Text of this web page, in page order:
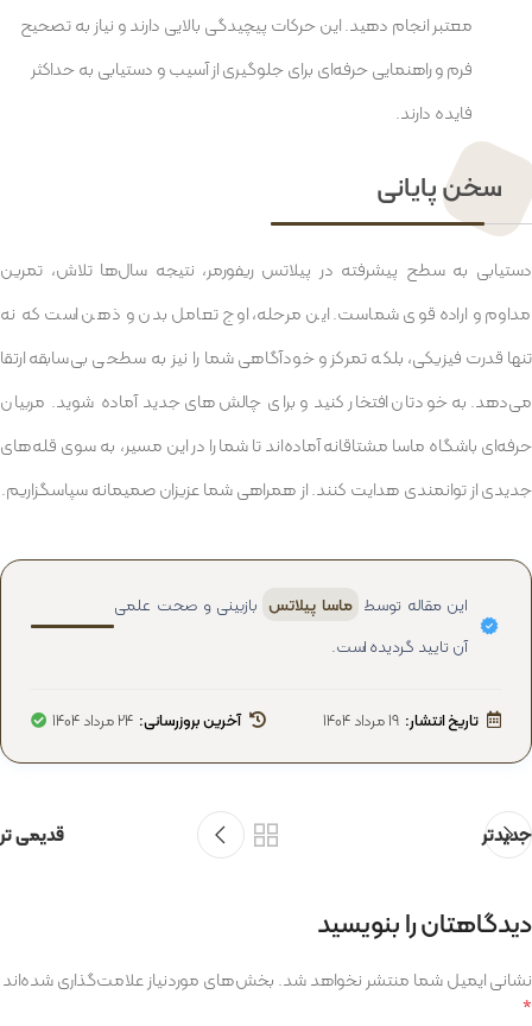
معتبر انجام دهید. این حرکات پیچیدگی بالایی دارند و نیاز به تصحیح
فرم و راهنمایی حرفه‌ای برای جلوگیری از آسیب و دستیابی به حداکثر
فایده دارند.
سخن پایانی
دستیابی به سطح پیشرفته در پیلاتس ریفورمر، نتیجه سال‌ها تلاش، تمرین
مداوم و اراده قوی شماست. این مرحله، اوج تعامل بدن و ذهن است که نه
تنها قدرت فیزیکی، بلکه تمرکز و خودآگاهی شما را نیز به سطحی بی‌سابقه ارتقا
می‌دهد. به خودتان افتخار کنید و برای چالش‌های جدید آماده شوید. مربیان
حرفه‌ای باشگاه ماسا مشتاقانه آماده‌اند تا شما را در این مسیر، به سوی قله‌های
جدیدی از توانمندی هدایت کنند. از همراهی شما عزیزان صمیمانه سپاسگزاریم.
این مقاله توسط ماسا پیلاتس بازبینی و صحت علمی
آن تایید گردیده است.
تاریخ انتشار: 19 مرداد 1404 آخرین بروزرسانی: 24 مرداد 1404
جدیدتر قدیمی تر
دیدگاهتان را بنویسید
نشانی ایمیل شما منتشر نخواهد شد.بخش‌های موردنیاز علامت‌گذاری شده‌اند
*